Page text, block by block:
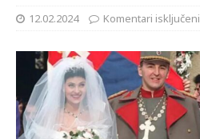
12.02.2024 Komentari isključeni